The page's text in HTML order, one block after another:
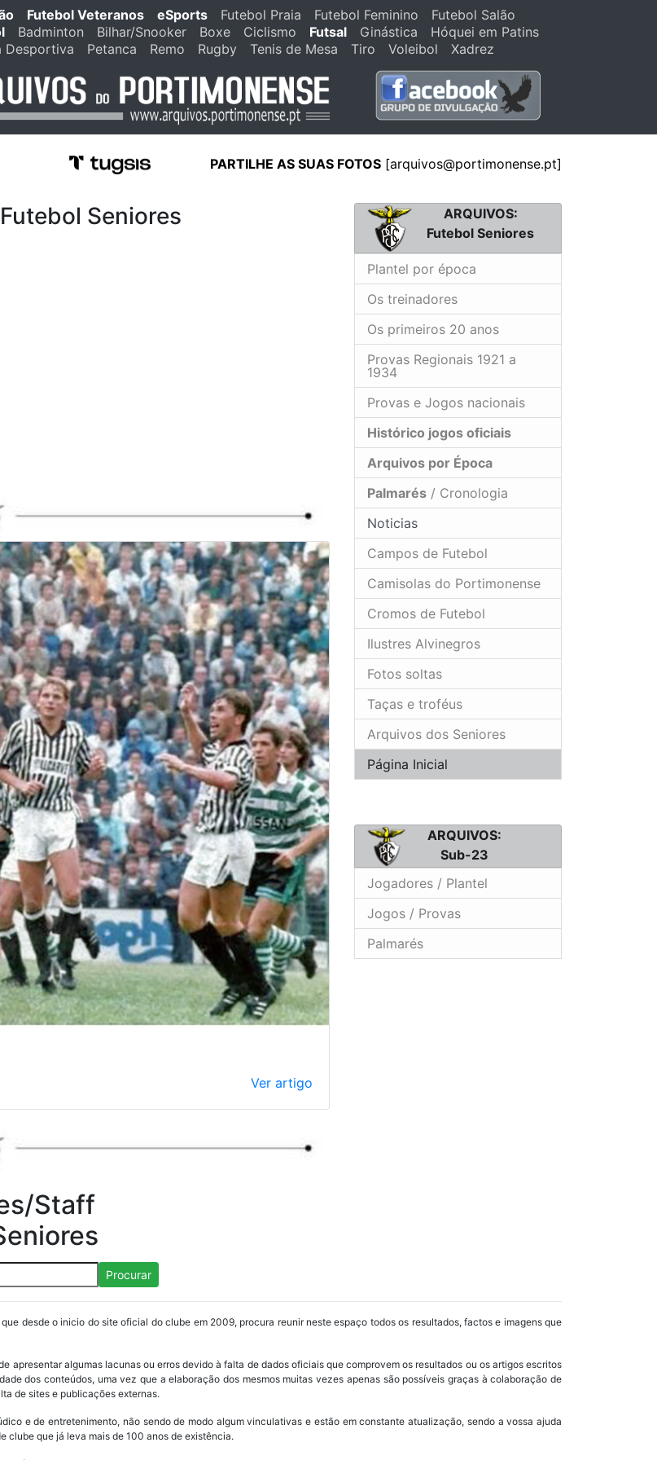
Futebol Veteranos eSports Futebol Praia Futebol Feminino
Futebol Salão
Badminton Bilhar/Snooker Boxe Ciclismo Futsal Ginástica
Hóquei em Patins
Desportiva Petanca Remo Rugby Tenis de Mesa Tiro Voleibol Xadrez
PARTILHE AS SUAS FOTOS [arquivos@portimonense.pt]
Seniores
Ver artigo
Staff
Procurar
ARQUIVOS:
Futebol Seniores
Plantel por época
Os treinadores
Os primeiros 20 anos
Provas Regionais 1921 a
1934
Provas e Jogos nacionais
Histórico jogos oficiais
Arquivos por Época
Palmarés / Cronologia
Noticias
Campos de Futebol
Camisolas do Portimonense
Cromos de Futebol
Ilustres Alvinegros
Fotos soltas
Taças e troféus
Arquivos dos Seniores
Página Inicial
ARQUIVOS:
Sub-23
Jogadores / Plantel
Jogos / Provas
Palmarés
desde o inicio do site oficial do clube em 2009, procura reunir neste espaço todos os resultados, factos e imagens que
apresentar algumas lacunas ou erros devido à falta de dados oficiais que comprovem os resultados ou os artigos escritos
dos conteúdos, uma vez que a elaboração dos mesmos muitas vezes apenas são possíveis graças à colaboração de
de sites e publicações externas.
e de entretenimento, não sendo de modo algum vinculativas e estão em constante atualização, sendo a vossa ajuda
clube que já leva mais de 100 anos de existência.